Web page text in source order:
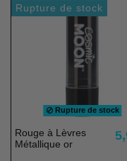
Rupture de stock
Rupture de stock
Rouge à Lèvres
Métallique or